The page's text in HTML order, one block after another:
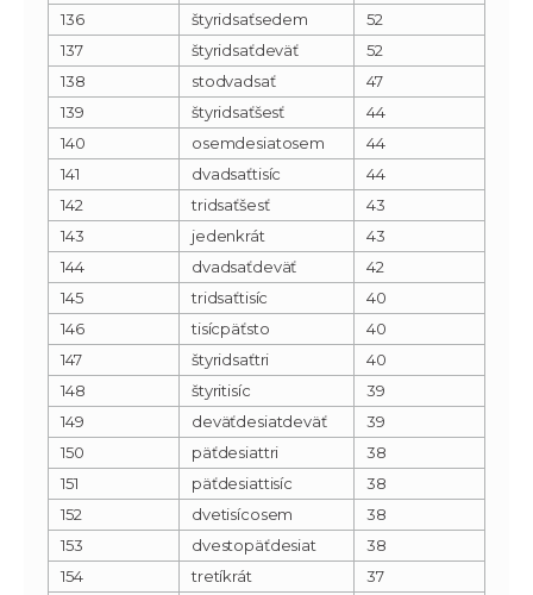
136
štyridsaťsedem
52
137
štyridsaťdeväť
52
138
stodvadsať
47
139
štyridsaťšesť
44
140
osemdesiatosem
44
141
dvadsaťtisíc
44
142
tridsaťšesť
43
143
jedenkrát
43
144
dvadsaťdeväť
42
145
tridsaťtisíc
40
146
tisícpäťsto
40
147
štyridsaťtri
40
148
štyritisíc
39
149
deväťdesiatdeväť
39
150
päťdesiattri
38
151
päťdesiattisíc
38
152
dvetisícosem
38
153
dvestopäťdesiat
38
154
tretíkrát
37